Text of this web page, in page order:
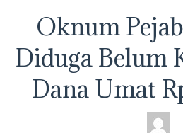
Oknum
Diduga Belum
Dana Umat